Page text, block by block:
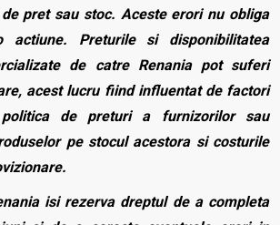
pret sau stoc. Aceste erori nu obliga
actiune. Preturile si disponibilitatea
de catre Renania pot suferi
acest lucru fiind influentat de factori
de preturi a furnizorilor sau
pe stocul acestora si costurile
isi rezerva dreptul de a completa